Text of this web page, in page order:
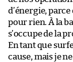
d’énergie, parce
pour rien. À la
s’occupe de la
En tant que
cause, mais je